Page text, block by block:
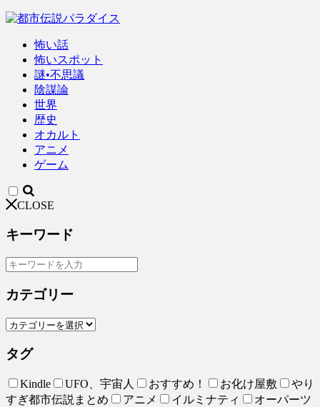
怖い話
怖いスポット
謎•不思議
陰謀論
世界
歴史
オカルト
アニメ
ゲーム
CLOSE
キーワード
カテゴリー
タグ
Kindle UFO、宇宙人 おすすめ！ お化け屋敷
やり
すぎ都市伝説まとめ
アニメ イルミナティ
オーパーツ